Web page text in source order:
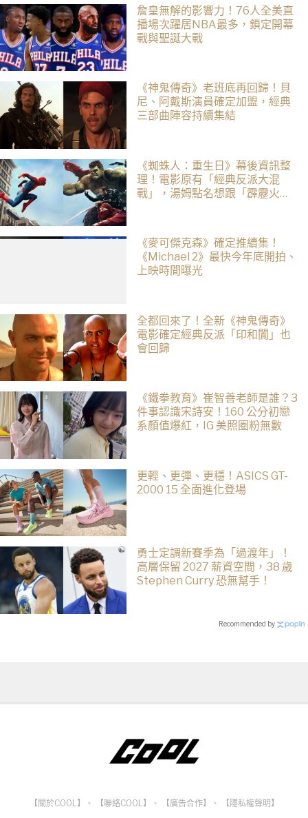
詹皇無解的影響力！76人全美直
播場次躍居NBA最多，鎖定開幕
戰與聖誕大戰
《神鬼傳奇》老班底再回歸！貝
尼、阿戴斯演員確定加盟，經典
三部曲陣容持續集結
《蜘蛛人：重生日》幕後資訊整
理！電影原有「經典反派大混
戰」，湯姆點名想跟「霹靂火」
《麥可傑克森》確定推續集！
《Michael 2》最快今年底開拍、
上映時間曝光
全都回來了！全新《神鬼傳奇》
電影確定經典反派「印和闐」也
會回歸
《鐵拳教育》崔智善老師是誰？3
件事認識宋詩安！160 公分初戀
系顏值爆紅，IG 美照圈粉無數
更輕、更彈、更穩！ASICS GT-
2000 15 全面進化登場
勇士定調新賽季為「過渡年」！
高層保留 2027 薪資空間，38 歲
Stephen Curry 恐無幫手！
Recommended by
【關於COOL】 、 【聯絡COOL】 、 【廣告合作】 、 【隱私權聲明】